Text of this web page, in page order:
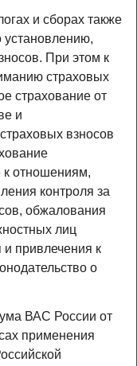
и сборах также
установлению,
При этом к
страховых
страхование от
и
взносов
к отношениям,
контроля за
обжалования
лиц
и привлечения к
о
ВАС России от
применения